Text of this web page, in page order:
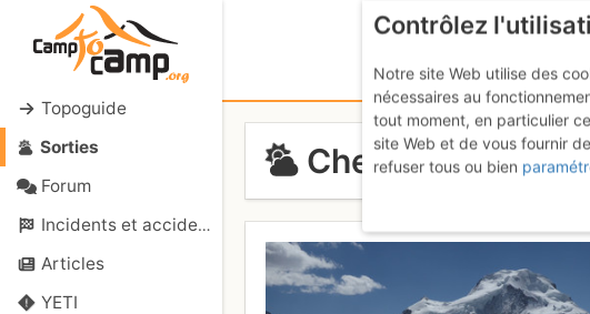
Topoguide
Sorties
Forum
Incidents et accidents
Articles
YETI
Chearoco: Face
Contrôlez
Notre site Web utilise des
nécessaires au
tout moment, en particulier
site Web et de vous fournir
refuser tous ou bien